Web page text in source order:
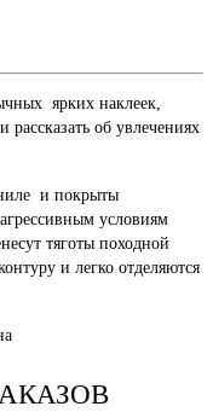
ярких наклеек,
об увлечениях
и покрыты
условиям
тяготы походной
и легко отделяются